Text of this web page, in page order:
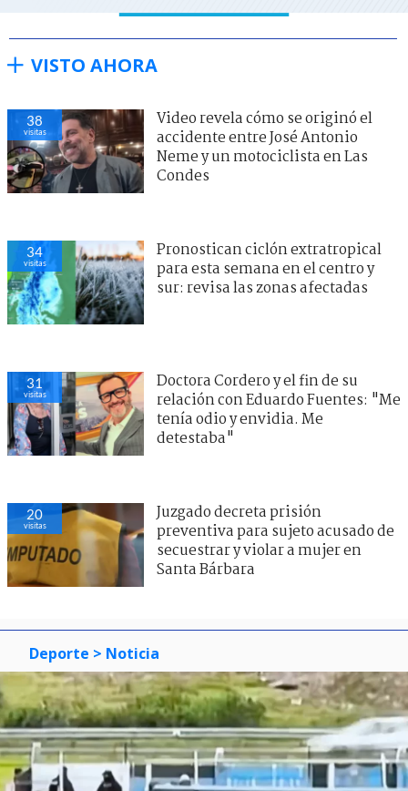
VISTO AHORA
38
visitas
Video revela cómo se originó el
accidente entre José Antonio
Neme y un motociclista en Las
Condes
34
visitas
Pronostican ciclón extratropical
para esta semana en el centro y
sur: revisa las zonas afectadas
31
visitas
Doctora Cordero y el fin de su
relación con Eduardo Fuentes: "Me
tenía odio y envidia. Me
detestaba"
20
visitas
Juzgado decreta prisión
preventiva para sujeto acusado de
secuestrar y violar a mujer en
Santa Bárbara
Deporte > Noticia